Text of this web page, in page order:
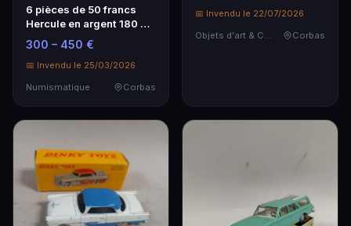
6 pièces de 50 francs
Hercule en argent 180 gr
- Monnaie de collection
300 – 450 €
📅 Invendu le 25/03/2026
Numismatique
Corbas
📅 Invendu le 22/07/2026
Objets d'art & Curiosités
Corbas